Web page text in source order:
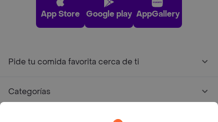
App Store Google play AppGallery
Pide tu comida favorita cerca de ti
Categorías